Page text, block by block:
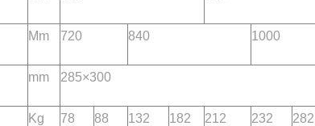
Mm 720 840 1000
mm 285×300
Kg 78 88 132 182 212 232 282